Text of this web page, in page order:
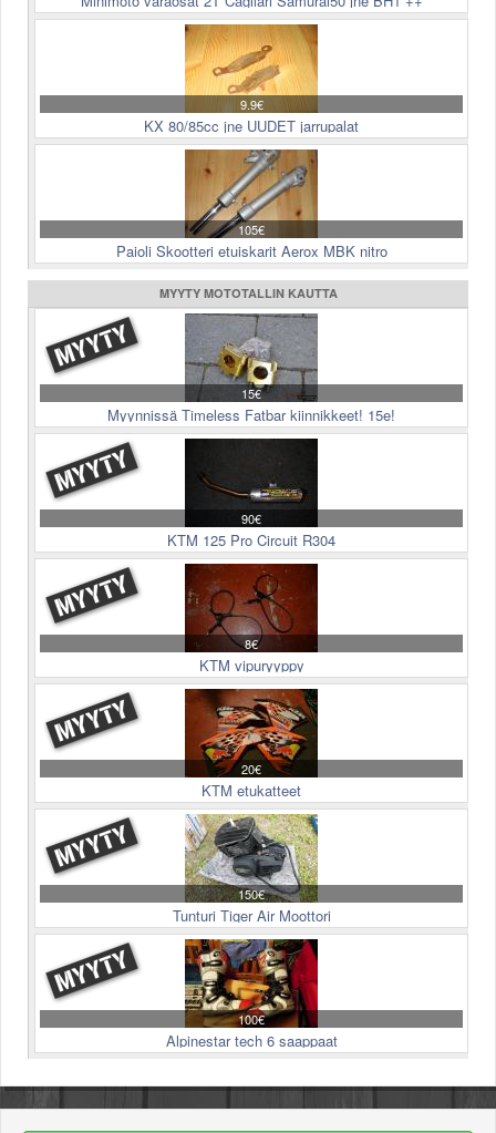
9.9€
KX 80/85cc jne UUDET jarrupalat
105€
Paioli Skootteri etuiskarit Aerox MBK nitro
MYYTY MOTOTALLIN KAUTTA
15€
Myynnissä Timeless Fatbar kiinnikkeet! 15e!
90€
KTM 125 Pro Circuit R304
8€
KTM vipuryyppy
20€
KTM etukatteet
150€
Tunturi Tiger Air Moottori
100€
Alpinestar tech 6 saappaat